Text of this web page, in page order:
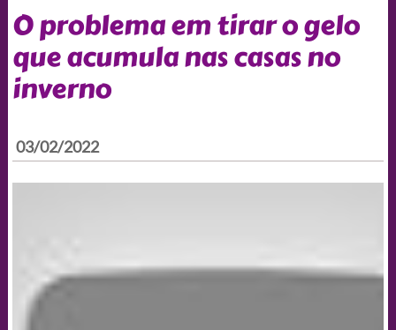
O problema em tirar o gelo
que acumula nas casas no
inverno
03/02/2022